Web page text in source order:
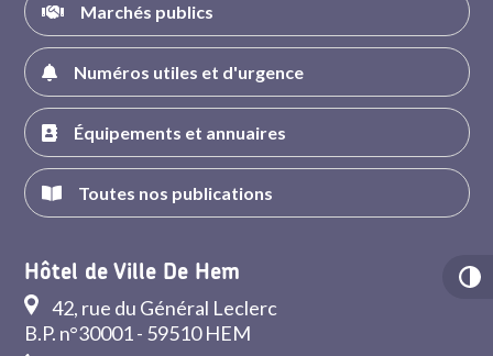
Marchés publics
Numéros utiles et d'urgence
Équipements et annuaires
Toutes nos publications
Hôtel de Ville De Hem
42, rue du Général Leclerc
B.P. n°30001 - 59510 HEM